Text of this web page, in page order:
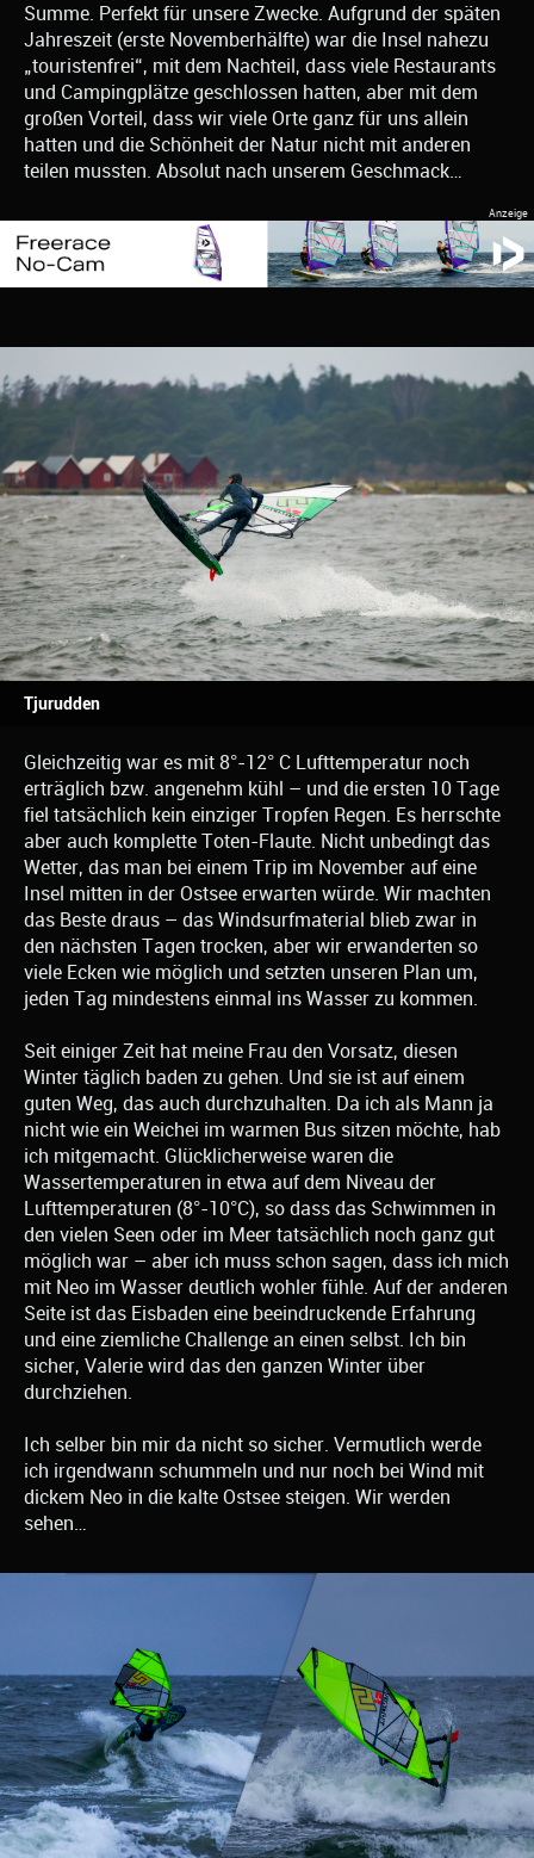
Summe. Perfekt für unsere Zwecke. Aufgrund der späten
Jahreszeit (erste Novemberhälfte) war die Insel nahezu
„touristenfrei“, mit dem Nachteil, dass viele Restaurants
und Campingplätze geschlossen hatten, aber mit dem
großen Vorteil, dass wir viele Orte ganz für uns allein
hatten und die Schönheit der Natur nicht mit anderen
teilen mussten. Absolut nach unserem Geschmack…
Tjurudden
Gleichzeitig war es mit 8°-12° C Lufttemperatur noch
erträglich bzw. angenehm kühl – und die ersten 10 Tage
fiel tatsächlich kein einziger Tropfen Regen. Es herrschte
aber auch komplette Toten-Flaute. Nicht unbedingt das
Wetter, das man bei einem Trip im November auf eine
Insel mitten in der Ostsee erwarten würde. Wir machten
das Beste draus – das Windsurfmaterial blieb zwar in
den nächsten Tagen trocken, aber wir erwanderten so
viele Ecken wie möglich und setzten unseren Plan um,
jeden Tag mindestens einmal ins Wasser zu kommen.
Seit einiger Zeit hat meine Frau den Vorsatz, diesen
Winter täglich baden zu gehen. Und sie ist auf einem
guten Weg, das auch durchzuhalten. Da ich als Mann ja
nicht wie ein Weichei im warmen Bus sitzen möchte, hab
ich mitgemacht. Glücklicherweise waren die
Wassertemperaturen in etwa auf dem Niveau der
Lufttemperaturen (8°-10°C), so dass das Schwimmen in
den vielen Seen oder im Meer tatsächlich noch ganz gut
möglich war – aber ich muss schon sagen, dass ich mich
mit Neo im Wasser deutlich wohler fühle. Auf der anderen
Seite ist das Eisbaden eine beeindruckende Erfahrung
und eine ziemliche Challenge an einen selbst. Ich bin
sicher, Valerie wird das den ganzen Winter über
durchziehen.
Ich selber bin mir da nicht so sicher. Vermutlich werde
ich irgendwann schummeln und nur noch bei Wind mit
dickem Neo in die kalte Ostsee steigen. Wir werden
sehen…